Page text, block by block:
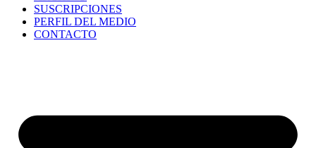
SUSCRIPCIONES
PERFIL DEL MEDIO
CONTACTO